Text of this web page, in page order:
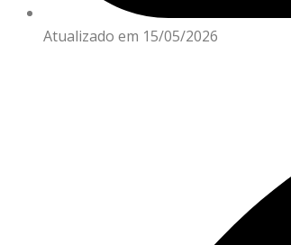
Atualizado em 15/05/2026